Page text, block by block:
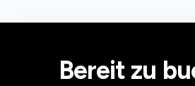
Bereit zu